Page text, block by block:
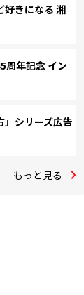
好きになる 湘
周年記念 イン
」シリーズ広告
もっと見る